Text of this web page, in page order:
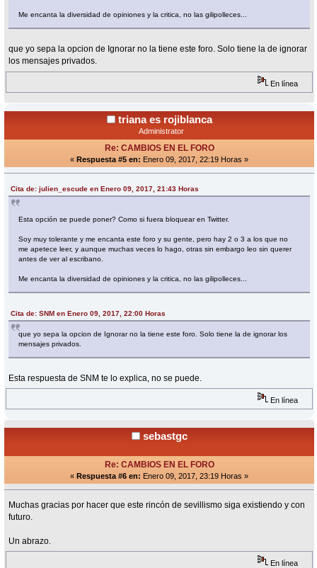
Me encanta la diversidad de opiniones y la critica, no las gilipolleces...
que yo sepa la opcion de Ignorar no la tiene este foro. Solo tiene la de ignorar
los mensajes privados.
En línea
triana es rojiblanca
Administrator
Re: CAMBIOS EN EL FORO
« Respuesta #5 en: Enero 09, 2017, 22:19 Horas »
Cita de: julien_escude en Enero 09, 2017, 21:43 Horas
Esta opción se puede poner? Como si fuera bloquear en Twitter.
Soy muy tolerante y me encanta este foro y su gente, pero hay 2 o 3 a los que no
me apetece leer, y aunque muchas veces lo hago, otras sin embargo leo sin querer
antes de ver al escribano.
Me encanta la diversidad de opiniones y la critica, no las gilipolleces...
Cita de: SNM en Enero 09, 2017, 22:00 Horas
que yo sepa la opcion de Ignorar no la tiene este foro. Solo tiene la de ignorar los
mensajes privados.
Esta respuesta de SNM te lo explica, no se puede.
En línea
sebastgc
Re: CAMBIOS EN EL FORO
« Respuesta #6 en: Enero 09, 2017, 23:19 Horas »
Muchas gracias por hacer que este rincón de sevillismo siga existiendo y con
futuro.
Un abrazo.
En línea